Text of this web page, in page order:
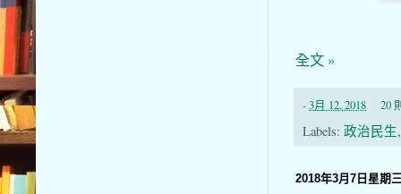
全文 »
-3月 12, 2018 20
Labels: 政治民生
2018年3月7日星期